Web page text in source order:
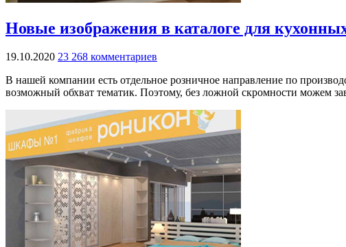
Новые изображения в каталоге для
19.10.2020 23 268 комментариев
В нашей компании есть отдельное розничное направление по
возможный обхват тематик. Поэтому, без ложной скромности можем